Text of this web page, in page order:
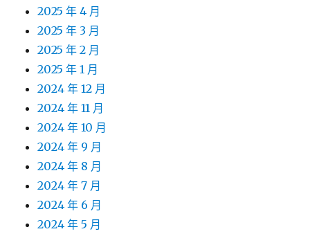
2025 年 4 月
2025 年 3 月
2025 年 2 月
2025 年 1 月
2024 年 12 月
2024 年 11 月
2024 年 10 月
2024 年 9 月
2024 年 8 月
2024 年 7 月
2024 年 6 月
2024 年 5 月